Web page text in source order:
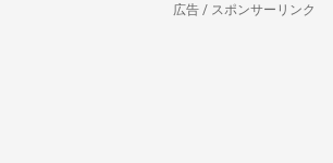
広告 / スポンサーリンク